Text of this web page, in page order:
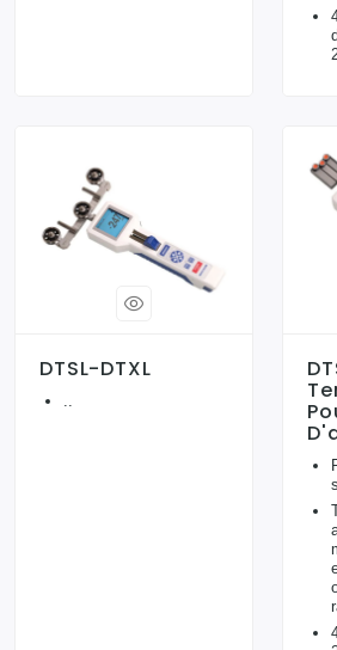
DTSL-DTXL